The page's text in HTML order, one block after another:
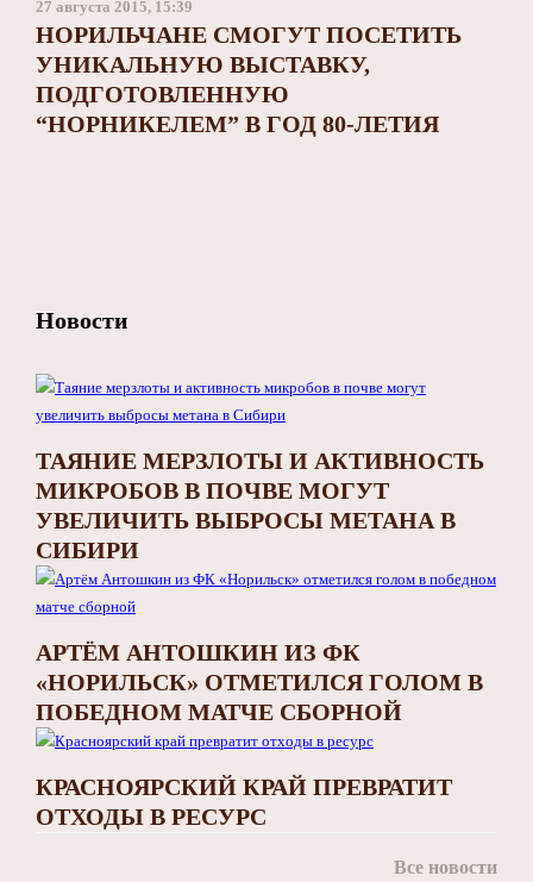
27 августа 2015, 15:39
НОРИЛЬЧАНЕ СМОГУТ ПОСЕТИТЬ
УНИКАЛЬНУЮ ВЫСТАВКУ,
ПОДГОТОВЛЕННУЮ
“НОРНИКЕЛЕМ” В ГОД 80-ЛЕТИЯ
Новости
ТАЯНИЕ МЕРЗЛОТЫ И АКТИВНОСТЬ
МИКРОБОВ В ПОЧВЕ МОГУТ
УВЕЛИЧИТЬ ВЫБРОСЫ МЕТАНА В
СИБИРИ
АРТЁМ АНТОШКИН ИЗ ФК
«НОРИЛЬСК» ОТМЕТИЛСЯ ГОЛОМ В
ПОБЕДНОМ МАТЧЕ СБОРНОЙ
КРАСНОЯРСКИЙ КРАЙ ПРЕВРАТИТ
ОТХОДЫ В РЕСУРС
Все новости